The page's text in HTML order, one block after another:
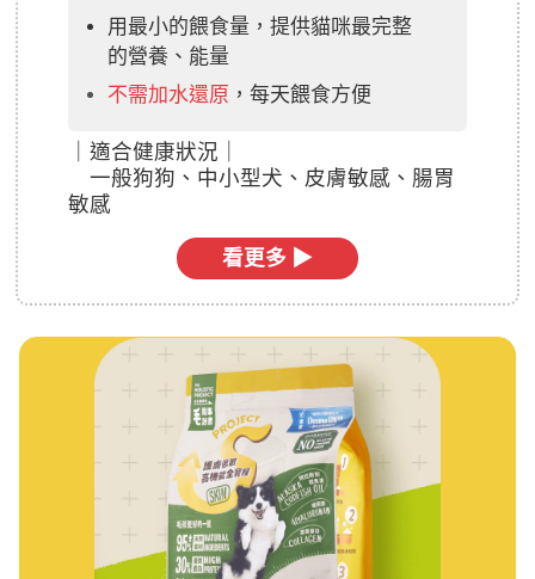
用最小的餵食量，提供貓咪最完整
的營養、能量
不需加水還原 ，每天餵食方便
適合健康狀況｜
一般狗狗、中小型犬、皮膚敏感、腸胃
敏感
看更多 ▶